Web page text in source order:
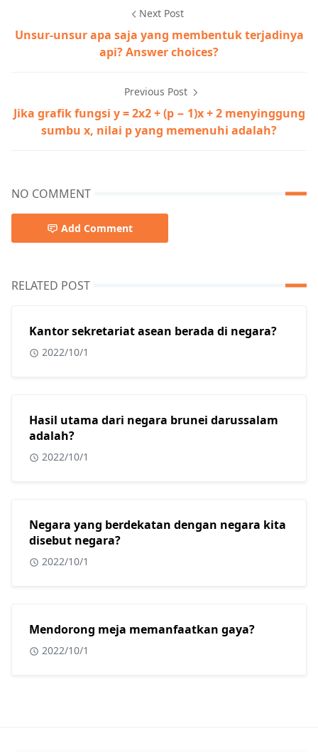
Next Post
Unsur-unsur apa saja yang membentuk terjadinya
api? Answer choices?
Previous Post
Jika grafik fungsi y = 2x2 + (p − 1)x + 2 menyinggung
sumbu x, nilai p yang memenuhi adalah?
NO COMMENT
Add Comment
RELATED POST
Kantor sekretariat asean berada di negara?
2022/10/1
Hasil utama dari negara brunei darussalam
adalah?
2022/10/1
Negara yang berdekatan dengan negara kita
disebut negara?
2022/10/1
Mendorong meja memanfaatkan gaya?
2022/10/1